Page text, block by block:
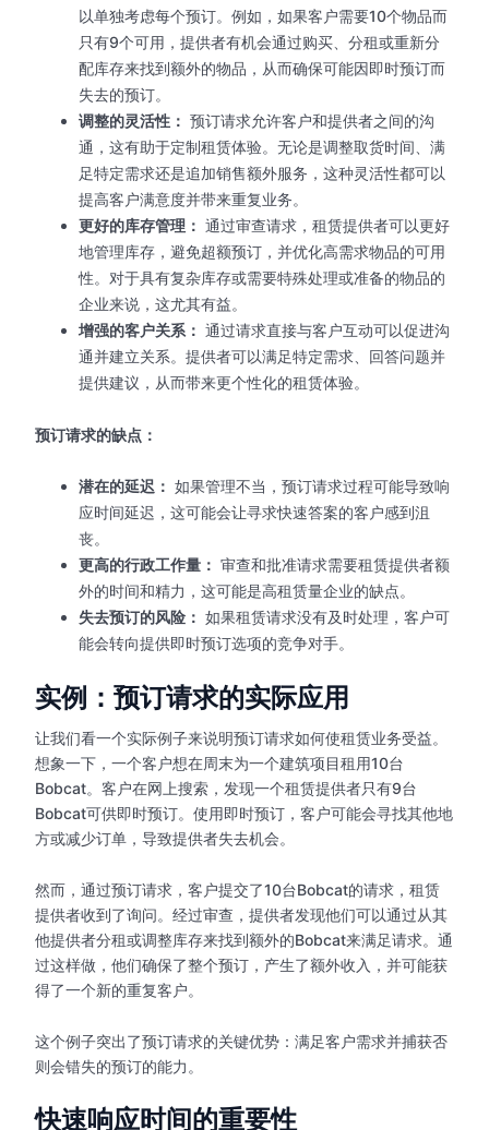
以单独考虑每个预订。例如，如果客户需要10个物品而
只有9个可用，提供者有机会通过购买、分租或重新分
配库存来找到额外的物品，从而确保可能因即时预订而
失去的预订。
调整的灵活性： 预订请求允许客户和提供者之间的沟
通，这有助于定制租赁体验。无论是调整取货时间、满
足特定需求还是追加销售额外服务，这种灵活性都可以
提高客户满意度并带来重复业务。
更好的库存管理： 通过审查请求，租赁提供者可以更好
地管理库存，避免超额预订，并优化高需求物品的可用
性。对于具有复杂库存或需要特殊处理或准备的物品的
企业来说，这尤其有益。
增强的客户关系： 通过请求直接与客户互动可以促进沟
通并建立关系。提供者可以满足特定需求、回答问题并
提供建议，从而带来更个性化的租赁体验。
预订请求的缺点：
潜在的延迟： 如果管理不当，预订请求过程可能导致响
应时间延迟，这可能会让寻求快速答案的客户感到沮
丧。
更高的行政工作量： 审查和批准请求需要租赁提供者额
外的时间和精力，这可能是高租赁量企业的缺点。
失去预订的风险： 如果租赁请求没有及时处理，客户可
能会转向提供即时预订选项的竞争对手。
实例：预订请求的实际应用
让我们看一个实际例子来说明预订请求如何使租赁业务受益。
想象一下，一个客户想在周末为一个建筑项目租用10台
Bobcat。客户在网上搜索，发现一个租赁提供者只有9台
Bobcat可供即时预订。使用即时预订，客户可能会寻找其他地
方或减少订单，导致提供者失去机会。
然而，通过预订请求，客户提交了10台Bobcat的请求，租赁
提供者收到了询问。经过审查，提供者发现他们可以通过从其
他提供者分租或调整库存来找到额外的Bobcat来满足请求。通
过这样做，他们确保了整个预订，产生了额外收入，并可能获
得了一个新的重复客户。
这个例子突出了预订请求的关键优势：满足客户需求并捕获否
则会错失的预订的能力。
快速响应时间的重要性